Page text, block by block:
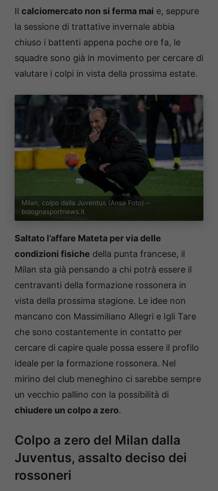
Il calciomercato non si ferma mai e, seppure
la sessione di trattative invernale abbia
chiuso i battenti appena poche ore fa, le
squadre sono già in movimento per cercare di
valutare i colpi in vista della prossima estate.
Milan, colpo dalla Juventus (Ansa Foto) –
bolognasportnews.it
Saltato l’affare Mateta per via delle
condizioni fisiche della punta francese, il
Milan sta già pensando a chi potrà essere il
centravanti della formazione rossonera in
vista della prossima stagione. Le idee non
mancano con Massimiliano Allegri e Igli Tare
che sono costantemente in contatto per
cercare di capire quale possa essere il profilo
ideale per la formazione rossonera. Nel
mirino del club meneghino ci sarebbe sempre
un vecchio pallino con la possibilità di
chiudere un colpo a zero.
Colpo a zero del Milan dalla
Juventus, assalto deciso dei
rossoneri